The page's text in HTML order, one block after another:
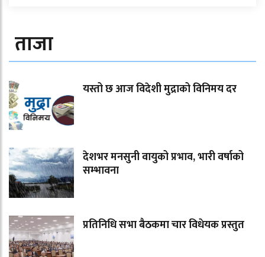
ताजा
यस्तो छ आज विदेशी मुद्राको विनिमय दर
देशभर मनसुनी वायुको प्रभाव, भारी वर्षाको
सम्भावना
प्रतिनिधि सभा बैठकमा चार विधेयक प्रस्तुत